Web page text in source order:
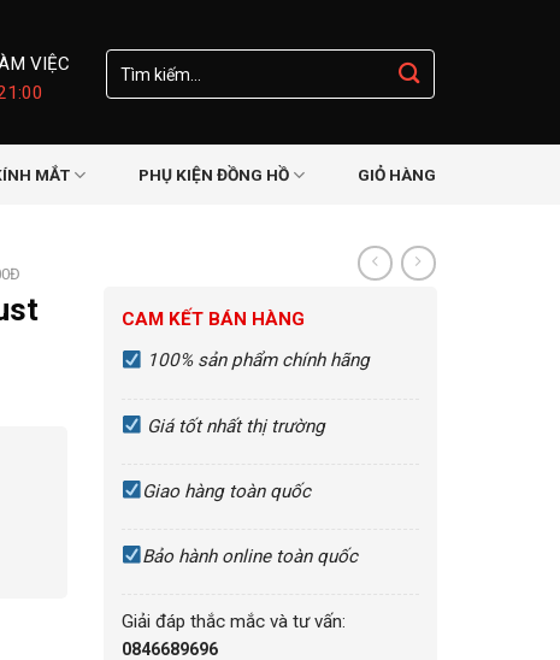
VIỆC
Tìm
kiếm:
MẮT PHỤ KIỆN ĐỒNG HỒ GIỎ HÀNG
số lượng
CAM KẾT BÁN HÀNG
100% sản phẩm chính hãng
Giá tốt nhất thị trường
Giao hàng toàn quốc
Bảo hành online toàn quốc
Giải đáp thắc mắc và tư vấn:
0846689696